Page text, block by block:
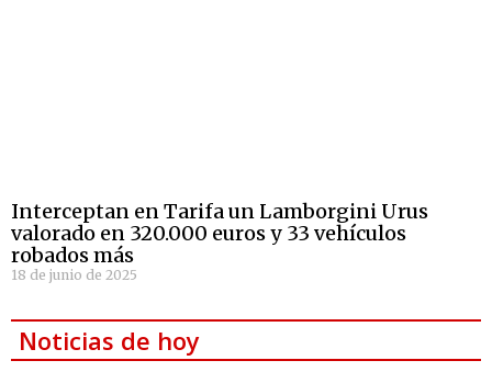
Interceptan en Tarifa un Lamborgini Urus
valorado en 320.000 euros y 33 vehículos
robados más
18 de junio de 2025
Noticias de hoy